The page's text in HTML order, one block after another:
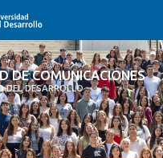
DE COMUNICACIONES
DEL DESARROLLO
DE COMUNICACIONES